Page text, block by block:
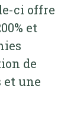
ci offre
et
de
une